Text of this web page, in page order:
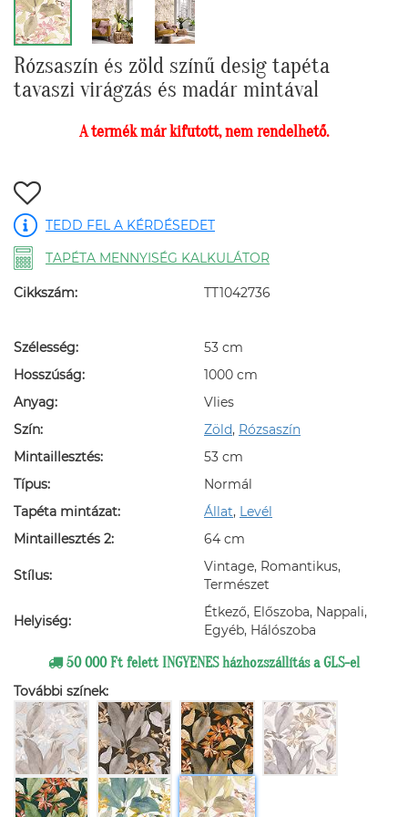
Rózsaszín és zöld színű desig tapéta
tavaszi virágzás és madár mintával
A termék már kifutott, nem rendelhető.
TEDD FEL A KÉRDÉSEDET
TAPÉTA MENNYISÉG KALKULÁTOR
Cikkszám: TT1042736
Szélesség:
53 cm
Hosszúság:
1000 cm
Anyag:
Vlies
Szín:
Zöld, Rózsaszín
Mintaillesztés:
53 cm
Típus:
Normál
Tapéta mintázat:
Állat, Levél
Mintaillesztés 2:
64 cm
Stílus:
Vintage, Romantikus,
Természet
Helyiség:
Étkező, Előszoba, Nappali,
Egyéb, Hálószoba
50 000 Ft felett INGYENES házhozszállítás a GLS-el
További színek: